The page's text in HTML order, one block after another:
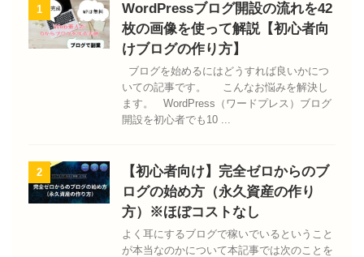
1
WordPressブログ開設の流れを42
枚の画像を使って解説【初心者向
けブログの作り方】
ブログを始めるにはどうすれば良いかにつ
いての記事です。 こんなお悩みを解決し
ます。 WordPress（ワードプレス）ブログ
開設を初心者でも10 ...
2
【初心者向け】完全ゼロからのブ
ログの始め方（永久資産の作り
方）※ほぼコストなし
よく耳にするブログで稼いでいるということ
が本当なのかについて本記事では次のことを